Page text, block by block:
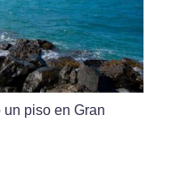
piso en Gran